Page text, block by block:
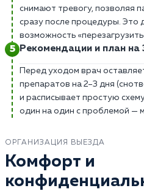
снимают тревогу, позволяя
сразу после процедуры. Это
возможность
Рекомендации и план на
Перед уходом врач
препаратов на 2–3 дня
и расписывает простую
один на один с проблемой —
ОРГАНИЗАЦИЯ ВЫЕЗДА
Комфорт и